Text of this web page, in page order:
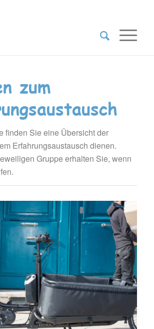
zum
finden Sie eine Übersicht der
Erfahrungsaustausch dienen.
Gruppe erhalten Sie, wenn